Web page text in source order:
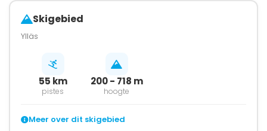
Skigebied
Ylläs
55 km
pistes
200 - 718 m
hoogte
Meer over dit skigebied